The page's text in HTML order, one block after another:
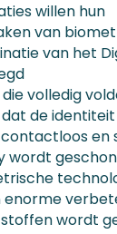
willen hun
van
van het
volledig
de
en
wordt
wordt